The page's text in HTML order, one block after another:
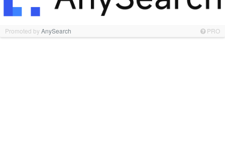
Promoted byAnySearch PRO